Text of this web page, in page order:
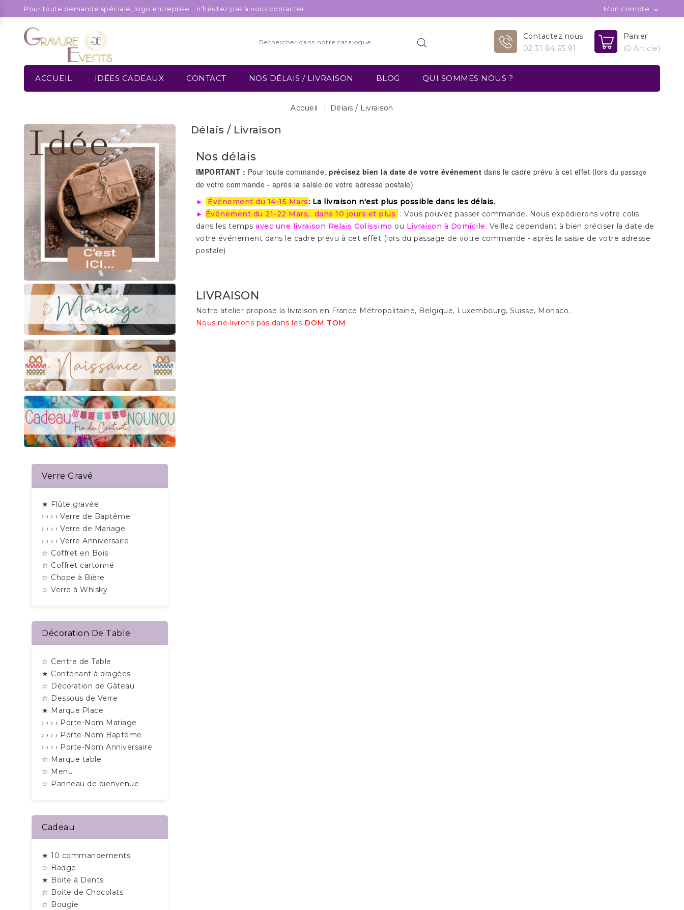
Pour toute demande spéciale, logo entreprise... n'hésitez pas à nous contacter Mon compte 
Panier
(0 Article)
Contactez nous
02 31 84 65 91
ACCUEIL IDÉES CADEAUX CONTACT NOS DÉLAIS / LIVRAISON BLOG QUI SOMMES NOUS ?
Accueil Délais / Livraison
Verre Gravé
★ Flûte gravée
› › › › Verre de Baptême
› › › › Verre de Mariage
› › › › Verre Anniversaire
☆ Coffret en Bois
☆ Coffret cartonné
☆ Chope à Bière
☆ Verre à Whisky
Décoration De Table
☆ Centre de Table
★ Contenant à dragées
☆ Décoration de Gâteau
☆ Dessous de Verre
★ Marque Place
› › › › Porte-Nom Mariage
› › › › Porte-Nom Baptême
› › › › Porte-Nom Anniversaire
☆ Marque table
☆ Menu
☆ Panneau de bienvenue
Cadeau
★ 10 commandements
☆ Badge
★ Boite à Dents
☆ Boite de Chocolats
☆ Bougie
Délais / Livraison
Nos délais
IMPORTANT : Pour toute commande, précisez bien la date de votre événement dans le cadre prévu à cet effet (lors du passage
de votre commande - après la saisie de votre adresse postale)
► Événement du 14-15 Mars: La livraison n'est plus possible dans les délais.
► Événement du 21-22 Mars, dans 10 jours et plus : Vous pouvez passer commande. Nous expédierons votre colis
dans les temps avec une livraison Relais Colissimo ou Livraison à Domicile. Veillez cependant à bien préciser la date de
votre événement dans le cadre prévu à cet effet (lors du passage de votre commande - après la saisie de votre adresse
postale)
LIVRAISON
Notre atelier propose la livraison en France Métropolitaine, Belgique, Luxembourg, Suisse, Monaco.
Nous ne livrons pas dans les DOM TOM .